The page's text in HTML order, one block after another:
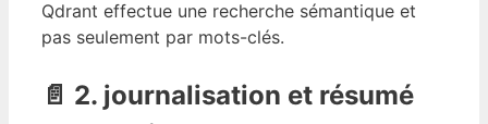
Qdrant effectue une recherche sémantique et
pas seulement par mots-clés.
📄 2. journalisation et résumé